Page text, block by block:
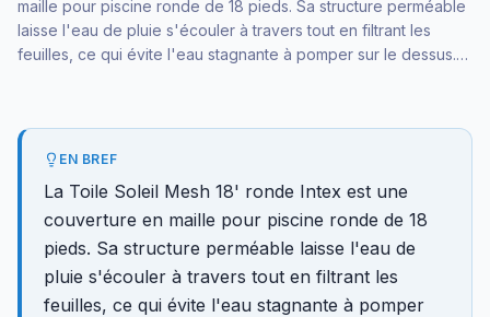
maille pour piscine ronde de 18 pieds. Sa structure perméable
laisse l'eau de pluie s'écouler à travers tout en filtrant les
feuilles, ce qui évite l'eau stagnante à pomper sur le dessus.
EN BREF
La Toile Soleil Mesh 18' ronde Intex est une
couverture en maille pour piscine ronde de 18
pieds. Sa structure perméable laisse l'eau de
pluie s'écouler à travers tout en filtrant les
feuilles, ce qui évite l'eau stagnante à pomper